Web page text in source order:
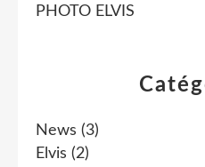
News (3)
Elvis (2)
PHOTO ELVIS